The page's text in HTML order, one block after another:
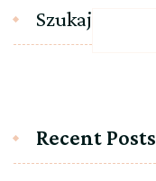
Szukaj
Recent Posts